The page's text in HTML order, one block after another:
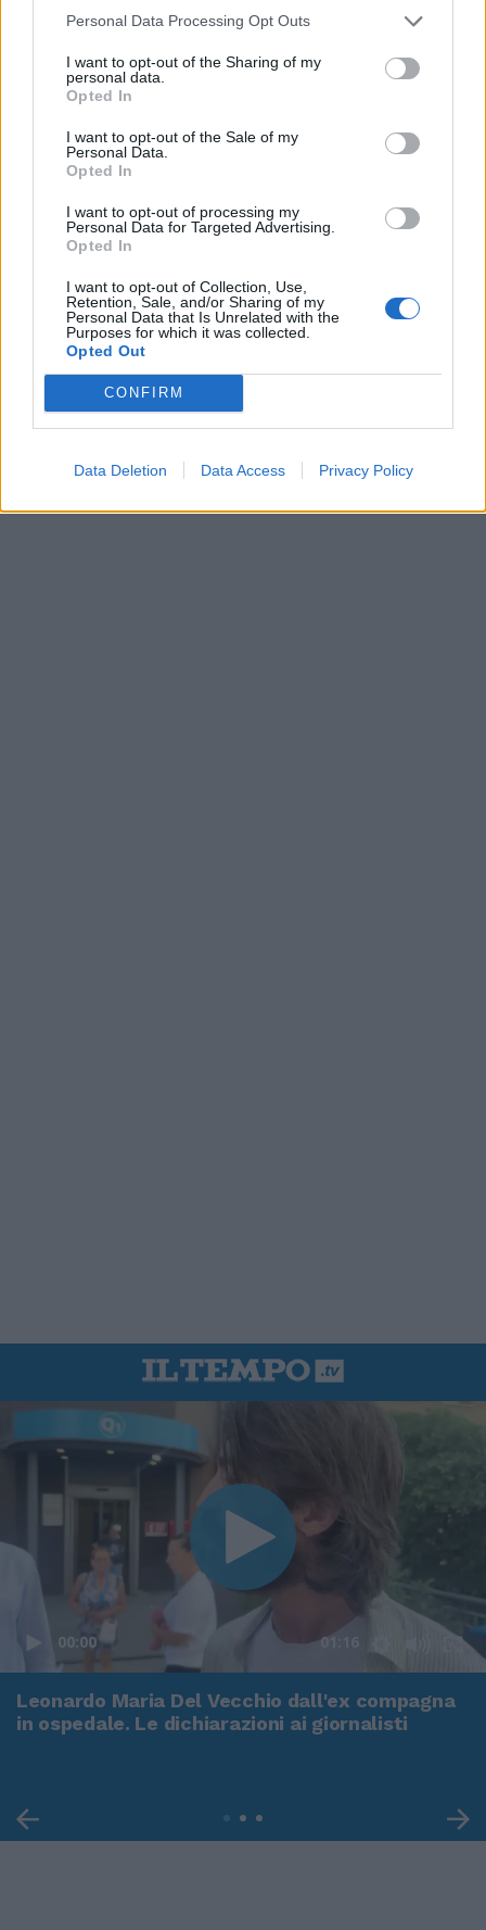
Personal Data Processing Opt Outs
I want to opt-out of the Sharing of my
personal data.
Opted In
I want to opt-out of the Sale of my
Personal Data.
Opted In
I want to opt-out of processing my
Personal Data for Targeted Advertising.
Opted In
I want to opt-out of Collection, Use,
Retention, Sale, and/or Sharing of my
Personal Data that Is Unrelated with the
Purposes for which it was collected.
Opted Out
CONFIRM
Data Deletion Data Access Privacy Policy
In evidenza
00:00 01:16
Leonardo Maria Del Vecchio dall'ex compagna
in ospedale. Le dichiarazioni ai giornalisti